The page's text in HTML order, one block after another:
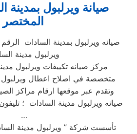
صيانة ويرلبول بمدينة
المختصر
صيانه ويرلبول بمدينة السادات
ويرلبول مدينة
متخصصة في اصلاح اعطال ويرلبول
وتقدم عبر موقعها ارقام مراكز
صيانه ويرلبول مدينة السادات ؛
…
تأسست شركة ” ويرلبول مدينة